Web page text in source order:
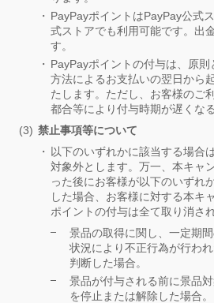
PayPayポイントはPayPay公式
式ストアでも利用可能です。出
す。
PayPayポイントの付与は、原
方法によるお支払いの翌日から
たします。ただし、お客様のご
都合等により付与時期が遅くな
禁止事項等について
以下のいずれかに該当する場合
対象外とします。万一、本キャ
った後にお客様が以下のいずれ
した場合、お客様に対する本キ
ポイントの付与は全て取り消され
景品の取得に関し、一定期
状況により不正行為が行わ
判断した場合。
景品が付与される前に景品
を停止または解除した場合。